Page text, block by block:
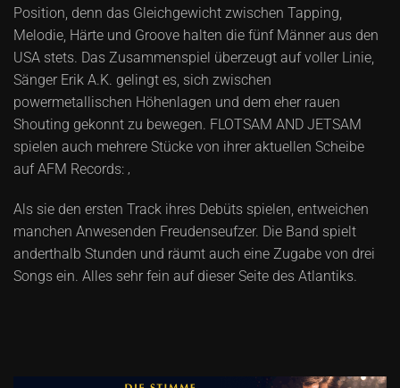
Position, denn das Gleichgewicht zwischen Tapping,
Melodie, Härte und Groove halten die fünf Männer aus den
USA stets. Das Zusammenspiel überzeugt auf voller Linie,
Sänger Erik A.K. gelingt es, sich zwischen
powermetallischen Höhenlagen und dem eher rauen
Shouting gekonnt zu bewegen. FLOTSAM AND JETSAM
spielen auch mehrere Stücke von ihrer aktuellen Scheibe
auf AFM Records: ‚
Als sie den ersten Track ihres Debüts spielen, entweichen
manchen Anwesenden Freudenseufzer. Die Band spielt
anderthalb Stunden und räumt auch eine Zugabe von drei
Songs ein. Alles sehr fein auf dieser Seite des Atlantiks.